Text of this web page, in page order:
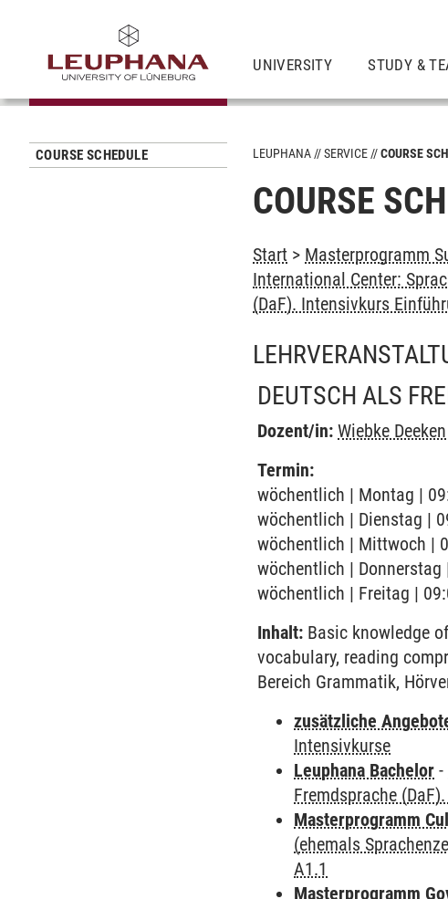
UNIVERSITY STUDY &
COURSE SCHEDULE LEUPHANA SERVICE COURSE
COURSE
Start > Masterprogramm
International Center:
(DaF). Intensivkurs
DEUTSCH ALS
Dozent/in: Wiebke Deeken
Termin:
wöchentlich | Montag |
wöchentlich | Dienstag |
wöchentlich | Mittwoch |
wöchentlich |
wöchentlich | Freitag |
Inhalt: Basic knowledge
vocabulary, reading
Bereich Grammatik,
zusätzliche
Intensivkurse
Leuphana Bachelor -
Fremdsprache
Masterprogramm
(ehemals
A1.1
Masterprogramm